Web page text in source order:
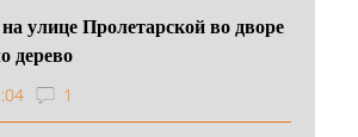
улице Пролетарской во дворе
дерево
1